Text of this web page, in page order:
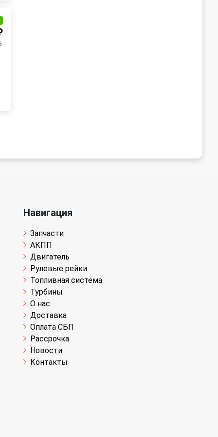
Навигация
Запчасти
АКПП
Двигатель
Рулевые рейки
Топливная система
Турбины
О нас
Доставка
Оплата СБП
Рассрочка
Новости
Контакты